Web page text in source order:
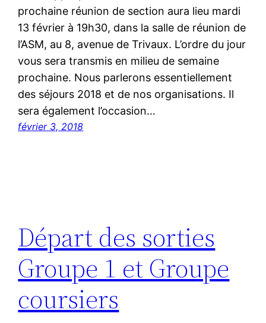
prochaine réunion de section aura lieu mardi
13 février à 19h30, dans la salle de réunion de
l’ASM, au 8, avenue de Trivaux. L’ordre du jour
vous sera transmis en milieu de semaine
prochaine. Nous parlerons essentiellement
des séjours 2018 et de nos organisations. Il
sera également l’occasion…
février 3, 2018
Départ des sorties
Groupe 1 et Groupe
coursiers